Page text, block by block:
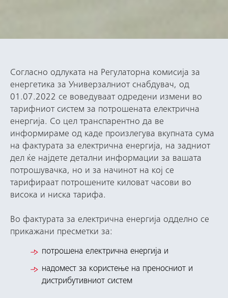
Согласно одлуката на Регулаторна комисија за
енергетика за Универзалниот снабдувач, од
01.07.2022 се воведуваат одредени измени во
тарифниот систем за потрошената електрична
енергија. Со цел транспарентно да ве
информираме од каде произлегува вкупната сума
на фактурата за електрична енергија, на задниот
дел ќе најдете детални информации за вашата
потрошувачка, но и за начинот на кој се
тарифираат потрошените киловат часови во
висока и ниска тарифа.
Во фактурата за електрична енергија одделно се
прикажани пресметки за:
потрошена електрична енергија и
надомест за користење на преносниот и
дистрибутивниот систем